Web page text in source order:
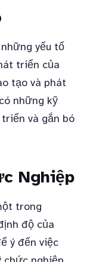
yếu tố
triển của
tạo và phát
những kỹ
và gắn bó
Nghiệp
trong
độ của
ý đến việc